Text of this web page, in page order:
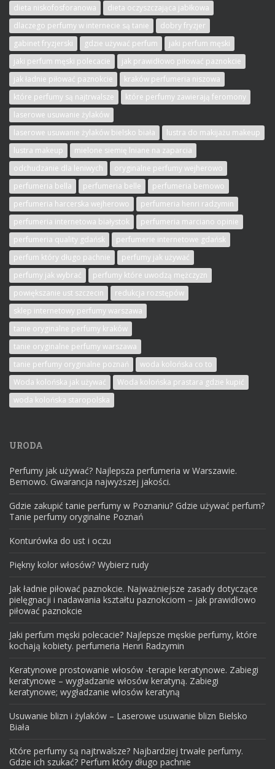
dieta niskofosforanowa
dieta oczyszczająca jabłkowa
dlaczego perfumy w internecie są tanie
dobry fryzjer
gabinet fryzjerski
gdzie używać perfum
jaki perfum męski
jaki perfum męski polecacie
jak prawidłowo piłować paznokcie
jak ładnie piłować paznokcie
kraków perfumeria niszowa
które perfumy są najtrwalsze
które perfumy zawierają feromony
laserowe usuwanie żylaków
laserowe usuwanie żylaków bielsko biała
lustra do makijażu makeup
lustra makeup
mielone siemię lniane na zaparcia
odchudzanie dla leniwych
oryginalne perfumy wejherowo
perfumeria bella
perfumeria belle
perfumeria bemowo
perfumeria harcerska wejherowo
perfumeria henri radzymin
perfumeria internetowa białystok
perfumeria marciano opinie
perfumeria quality gdańsk
perfumerie internetowe gdańsk
perfum który długo pachnie
perfumy jak używać
perfumy jak wybrać
perfumy które uwodzą mężczyzn
powiększanie ust szczecin
redukcja rozstępów
sklep internetowy perfumy warszawa
tanie oryginalne perfumy kraków
tanie oryginalne perfumy warszawa
tanie perfumy oryginalne poznań
woda kolońska co to
Woda kolońska jak używać
Woda kolońska prastara gdzie kupić
woda kolońska staropolska
URODA
Perfumy jak używać? Najlepsza perfumeria w Warszawie.
Bemowo. Gwarancja najwyższej jakości.
Gdzie zakupić tanie perfumy w Poznaniu? Gdzie używać perfum?
Tanie perfumy oryginalne Poznań
Konturówka do ust i oczu
Piękny kolor włosów? Wybierz rudy
Jak ładnie piłować paznokcie. Najważniejsze zasady dotyczące
pielęgnacji i nadawania kształtu paznokciom – jak prawidłowo
piłować paznokcie
Jaki perfum męski polecacie? Najlepsze męskie perfumy, które
kochają kobiety. perfumeria Henri Radzymin
Keratynowe prostowanie włosów -terapie keratynowe. Zabiegi
keratynowe – wygładzanie włosów keratyną. Zabiegi
keratynowe; wygładzanie włosów keratyną
Usuwanie blizn i żylaków – Laserowe usuwanie blizn Bielsko
Biała
Które perfumy są najtrwalsze? Najbardziej trwałe perfumy.
Gdzie ich szukać? Perfum który długo pachnie